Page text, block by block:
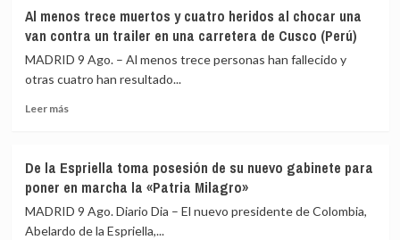
España
en
la
UE
UE
restablecimiento
de
controles
en
y
marítimas
con
Italia
Al menos trece muertos y cuatro heridos al chocar una
van contra un trailer en una carretera de Cusco (Perú)
MADRID 9 Ago. – Al menos trece personas han fallecido y
otras cuatro han resultado...
Leer másLeer
menos
trece
muertos
y
De la Espriella toma posesión de su nuevo gabinete para
poner en marcha la «Patria Milagro»
MADRID 9 Ago. Diario Dia – El nuevo presidente de Colombia,
Abelardo de la Espriella,...